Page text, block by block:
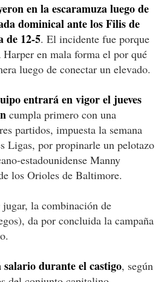
en la escaramuza luego de
dominical ante los Filis de
de 12-5. El incidente fue porque
en mala forma el por qué
luego de conectar un elevado.
entrará en vigor el jueves
cumpla primero con una
partidos, impuesta la semana
Ligas, por propinarle un pelotazo
estadounidense Manny
los Orioles de Baltimore.
la combinación de
da por concluida la campaña
durante el castigo, según